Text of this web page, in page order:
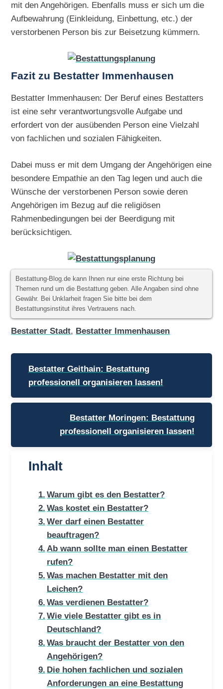
mit den Angehörigen. Ebenfalls muss er sich um die
Aufbewahrung (Einkleidung, Einbettung, etc.) der
verstorbenen Person bis zur Beisetzung kümmern.
Fazit zu Bestatter Immenhausen
Bestatter Immenhausen: Der Beruf eines Bestatters
ist eine sehr verantwortungsvolle Aufgabe und
erfordert von der ausübenden Person eine Vielzahl
von fachlichen und sozialen Fähigkeiten.
Dabei muss er mit dem Umgang der Angehörigen eine
besondere Empathie an den Tag legen und auch die
Wünsche der verstorbenen Person sowie deren
Angehörigen im Bezug auf die religiösen
Rahmenbedingungen bei der Beerdigung mit
berücksichtigen.
Bestattung-Blog.de kann Ihnen nur eine erste Richtung bei
Themen rund um die Bestattung geben. Alle Angaben sind ohne
Gewähr. Bei Unklarheit fragen Sie bitte bei dem
Bestattungsinstitut ihres Vertrauens nach.
Bestatter Stadt, Bestatter Immenhausen
Beitragsnavigation
Bestatter Geithain: Bestattung
professionell organisieren lassen!
Bestatter Moringen: Bestattung
professionell organisieren lassen!
Inhalt
Warum gibt es den Bestatter?
Was kostet ein Bestatter?
Wer darf einen Bestatter
beauftragen?
Ab wann sollte man einen Bestatter
rufen?
Was machen Bestatter mit den
Leichen?
Was verdienen Bestatter?
Wie viele Bestatter gibt es in
Deutschland?
Was braucht der Bestatter von den
Angehörigen?
Die hohen fachlichen und sozialen
Anforderungen an eine Bestattung